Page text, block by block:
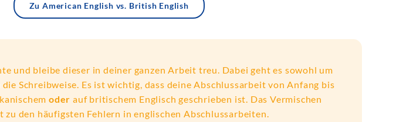
Zu American English vs. British English
und bleibe dieser in deiner ganzen Arbeit treu. Dabei geht es sowohl um
Schreibweise. Es ist wichtig, dass deine Abschlussarbeit von Anfang bis
oder auf britischem Englisch geschrieben ist. Das Vermischen
zu den häufigsten Fehlern in englischen Abschlussarbeiten.